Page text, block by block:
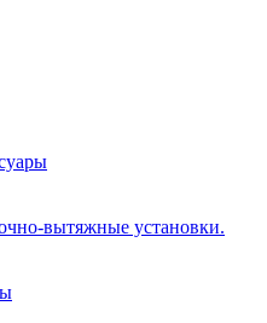
вытяжные установки.